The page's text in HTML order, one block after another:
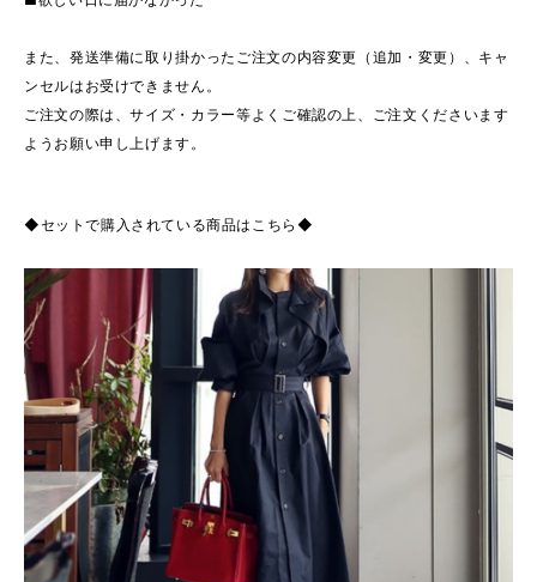
また、発送準備に取り掛かったご注文の内容変更（追加・変更）、キャ
ンセルはお受けできません。
ご注文の際は、サイズ・カラー等よくご確認の上、ご注文くださいます
ようお願い申し上げます。
◆セットで購入されている商品はこちら◆